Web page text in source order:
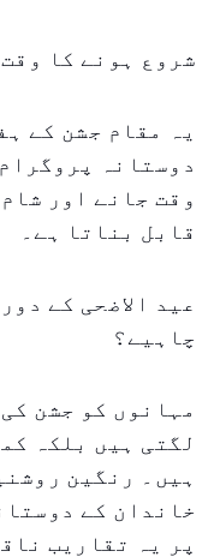
شروع ہونے کا وقت: 8:00
یہ مقام جشن کے
دوستانہ
وقت جانے اور
قابل بناتا ہے۔
عید الاضحی کے
چاہیے؟
مہانوں کو جشن
لگتی ہیں بلکہ
ہیں۔ رنگین
خاندان کے
پر یہ تقاریب